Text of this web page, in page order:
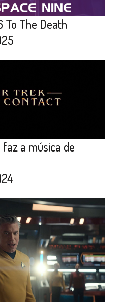
To The Death
a música de